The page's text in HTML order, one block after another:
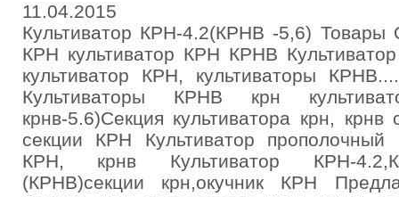
11.04.2015
Культиватор КРН-4.2(КРНВ -5,6) Товары
КРН культиватор КРН КРНВ
культиватор КРН, культиваторы
Культиваторы КРНВ крн
крнв-5.6)Секция культиватора крн,
секции КРН Культиватор
КРН, крнв Культиватор КРН-
(КРНВ)секции крн,окучник КРН